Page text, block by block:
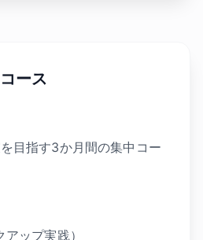
ース
目指す3か月間の集中コー
ップ実践）